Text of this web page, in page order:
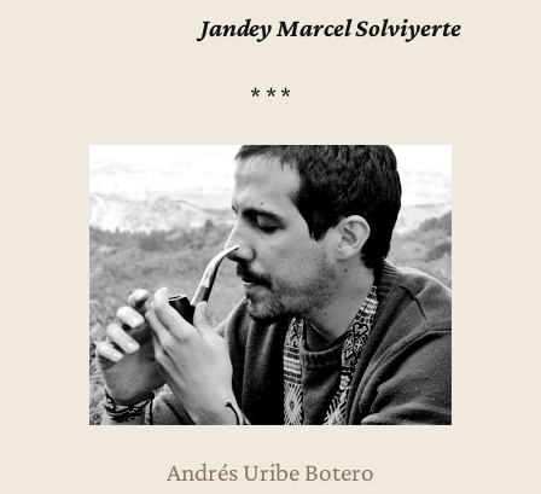
Jandey Marcel Solviyerte
* * *
Andrés Uribe Botero